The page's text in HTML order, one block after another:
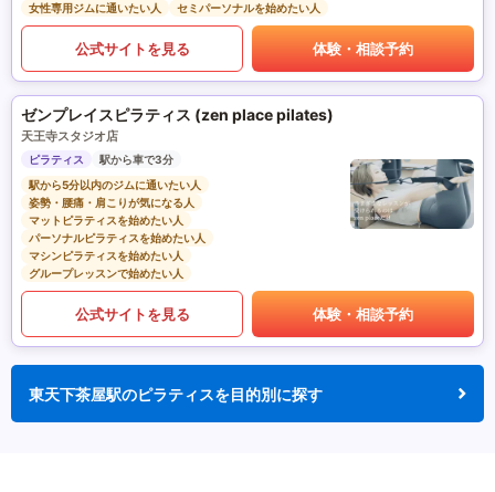
女性専用ジムに通いたい人
セミパーソナルを始めたい人
公式サイトを見る 体験・相談予約
ゼンプレイスピラティス (zen place pilates)
天王寺スタジオ店
ピラティス
駅から車で3分
駅から5分以内のジムに通いたい人
姿勢・腰痛・肩こりが気になる人
マットピラティスを始めたい人
パーソナルピラティスを始めたい人
マシンピラティスを始めたい人
グループレッスンで始めたい人
公式サイトを見る 体験・相談予約
東天下茶屋駅のピラティスを目的別に探す